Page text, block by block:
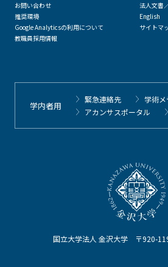
国立大学法人 金沢大学 〒920-
お問い合わせ
推奨環境
Google Analyticsの利用について
教職員採用情報
法人文書
English
サイトマ
学内者用
緊急連絡先
学術
アカンサスポータル